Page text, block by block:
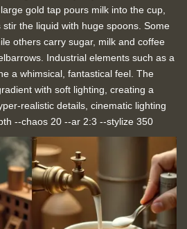
gold tap pours milk into the cup,
the liquid with huge spoons. Some
others carry sugar, milk and coffee
Industrial elements such as a
a whimsical, fantastical feel. The
with soft lighting, creating a
realistic details, cinematic lighting
--chaos 20 --ar 2:3 --stylize 350